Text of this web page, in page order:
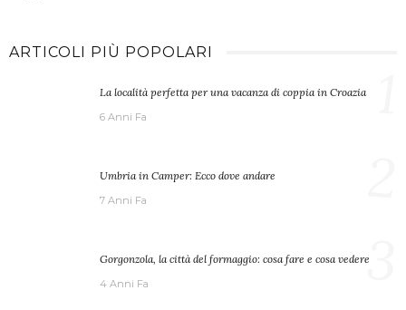
ARTICOLI PIÙ POPOLARI
La località perfetta per una vacanza di coppia in Croazia
6 Anni Fa
Umbria in Camper: Ecco dove andare
7 Anni Fa
Gorgonzola, la città del formaggio: cosa fare e cosa vedere
4 Anni Fa 3